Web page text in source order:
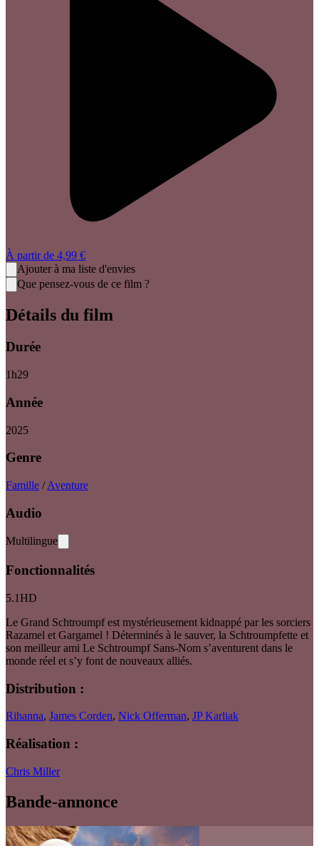
À partir de 4,99 €
Ajouter à ma liste d'envies
Que pensez-vous de ce film ?
Détails du film
Durée
1h29
Année
2025
Genre
Famille /Aventure
Audio
Multilingue
Fonctionnalités
5.1HD
Le Grand Schtroumpf est mystérieusement kidnappé par les sorciers
Razamel et Gargamel ! Déterminés à le sauver, la Schtroumpfette et
son meilleur ami Le Schtroumpf Sans-Nom s’aventurent dans le
monde réel et s’y font de nouveaux alliés.
Distribution :
Rihanna, James Corden, Nick Offerman, JP Karliak
Réalisation :
Chris Miller
Bande-annonce